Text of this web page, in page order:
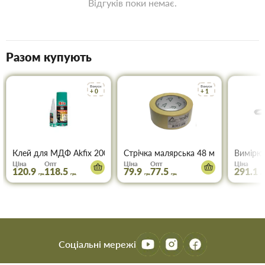
Відгуків поки немає.
Разом купують
Бонуси
+ 0
Клей для МДФ Akfix 200 мл+50 мл
Ціна
120.9 грн.
Опт
118.5 грн.
Бонуси
+ 1
Стрічка малярська 48 мм * 50м
Ціна
79.9 грн.
Опт
77.5 грн.
Ціна
291.1
Соціальні мережі